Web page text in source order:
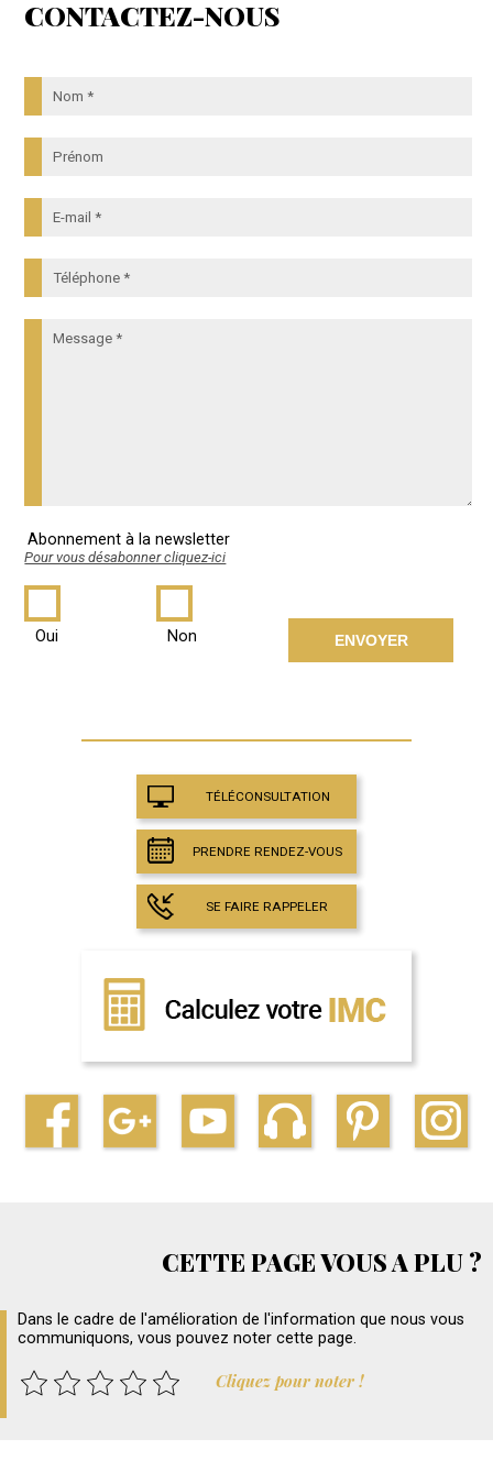
CONTACTEZ-NOUS
Abonnement à la newsletter
Pour vous désabonner cliquez-ici
Oui Non
TÉLÉCONSULTATION
PRENDRE RENDEZ-VOUS
SE FAIRE RAPPELER
CETTE PAGE VOUS A PLU ?
Dans le cadre de l'amélioration de l'information que nous vous
communiquons, vous pouvez noter cette page.
Cliquez pour noter !